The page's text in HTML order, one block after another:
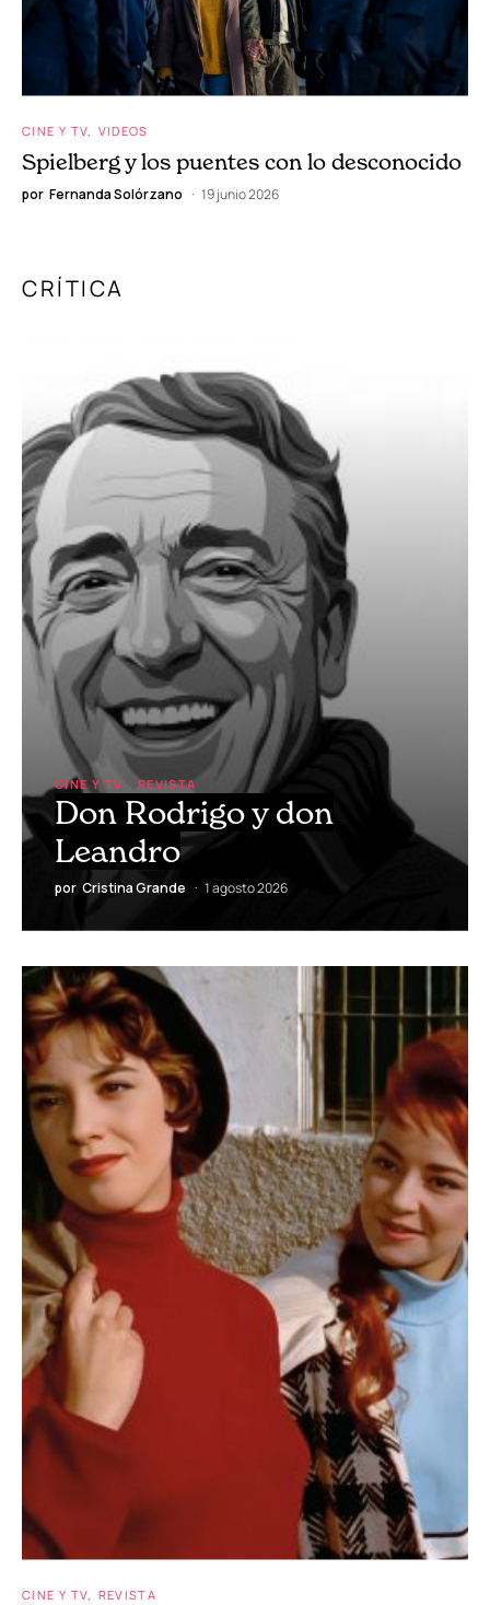
CINE Y TV VIDEOS
Spielberg y los puentes con lo desconocido
por Fernanda Solórzano 19 junio 2026
CRÍTICA
CINE Y TV REVISTA
Don Rodrigo y don
Leandro
por Cristina Grande 1 agosto 2026
CINE Y TV REVISTA